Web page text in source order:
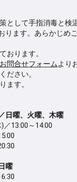
して手指消毒と検
ます。あらかじめ
おります。
お問合せフォームより
ださい。
ます。
日曜、火曜、木曜
13:00～14:00
曜